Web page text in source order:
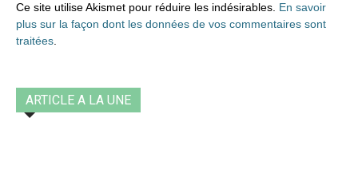
Ce site utilise Akismet pour réduire les indésirables. En savoir
plus sur la façon dont les données de vos commentaires sont
traitées.
ARTICLE A LA UNE